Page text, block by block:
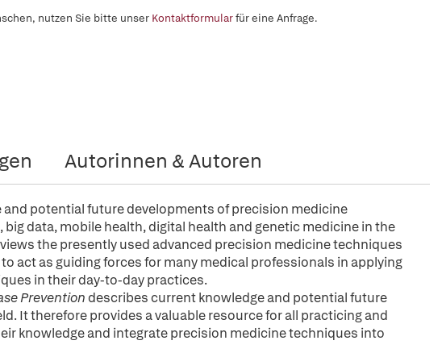
nutzen Sie bitte unser Kontaktformularfür eine Anfrage.
Autorinnen & Autoren
potential future developments of precision medicine
data, mobile health, digital health and genetic medicine in the
the presently used advanced precision medicine techniques
act as guiding forces for many medical professionals in applying
in their day-to-day practices.
Preventiondescribes current knowledge and potential future
It therefore provides a valuable resource for all practicing and
knowledge and integrate precision medicine techniques into